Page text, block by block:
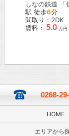
しなの鉄道 「
駅 徒歩6分
間取り：2DK
賃料： 5.0 万円
0268-
HOME
エリアから